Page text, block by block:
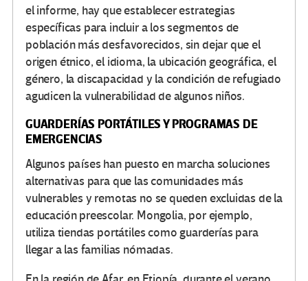
el informe, hay que establecer estrategias
específicas para incluir a los segmentos de
población más desfavorecidos, sin dejar que el
origen étnico, el idioma, la ubicación geográfica, el
género, la discapacidad y la condición de refugiado
agudicen la vulnerabilidad de algunos niños.
GUARDERÍAS PORTÁTILES Y PROGRAMAS DE
EMERGENCIAS
Algunos países han puesto en marcha soluciones
alternativas para que las comunidades más
vulnerables y remotas no se queden excluidas de la
educación preescolar. Mongolia, por ejemplo,
utiliza tiendas portátiles como guarderías para
llegar a las familias nómadas.